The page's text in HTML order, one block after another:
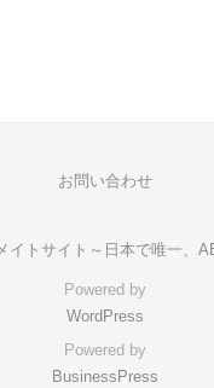
お問い合わせ
イトサイト～日本で唯一、
Powered by
WordPress
Powered by
BusinessPress